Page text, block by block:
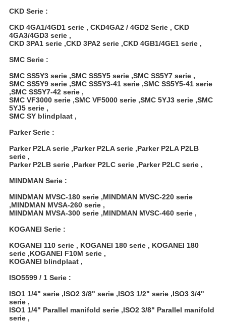
CKD Serie :
CKD 4GA1/4GD1 serie , CKD4GA2 / 4GD2 Serie , CKD
4GA3/4GD3 serie ,
CKD 3PA1 serie ,CKD 3PA2 serie ,CKD 4GB1/4GE1 serie ,
SMC Serie :
SMC SS5Y3 serie ,SMC SS5Y5 serie ,SMC SS5Y7 serie ,
SMC SS5Y9 serie ,SMC SS5Y3-41 serie ,SMC SS5Y5-41 serie
,SMC SS5Y7-42 serie ,
SMC VF3000 serie ,SMC VF5000 serie ,SMC 5YJ3 serie ,SMC
5YJ5 serie ,
SMC SY blindplaat ,
Parker Serie :
Parker P2LA serie ,Parker P2LA serie ,Parker P2LA P2LB
serie ,
Parker P2LB serie ,Parker P2LC serie ,Parker P2LC serie ,
MINDMAN Serie :
MINDMAN MVSC-180 serie ,MINDMAN MVSC-220 serie
,MINDMAN MVSA-260 serie ,
MINDMAN MVSA-300 serie ,MINDMAN MVSC-460 serie ,
KOGANEI Serie :
KOGANEI 110 serie , KOGANEI 180 serie , KOGANEI 180
serie ,KOGANEI F10M serie ,
KOGANEI blindplaat ,
ISO5599 / 1 Serie :
ISO1 1/4" serie ,ISO2 3/8" serie ,ISO3 1/2" serie ,ISO3 3/4"
serie ,
ISO1 1/4" Parallel manifold serie ,ISO2 3/8" Parallel manifold
serie ,